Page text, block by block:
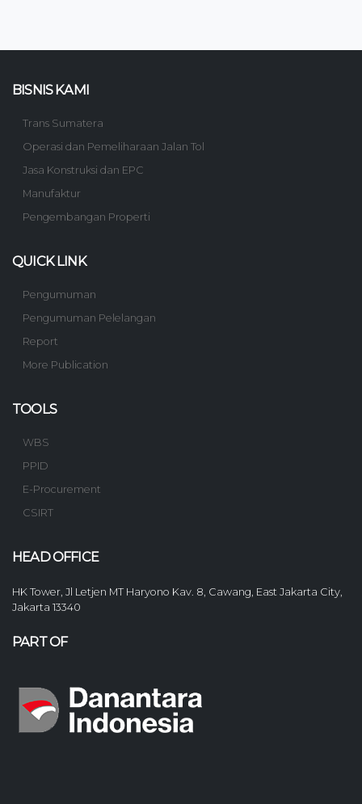
BISNIS KAMI
Trans Sumatera
Operasi dan Pemeliharaan Jalan Tol
Jasa Konstruksi dan EPC
Manufaktur
Pengembangan Properti
QUICK LINK
Pengumuman
Pengumuman Pelelangan
Report
More Publication
TOOLS
WBS
PPID
E-Procurement
CSIRT
HEAD OFFICE
HK Tower, Jl Letjen MT Haryono Kav. 8, Cawang, East Jakarta City,
Jakarta 13340
PART OF